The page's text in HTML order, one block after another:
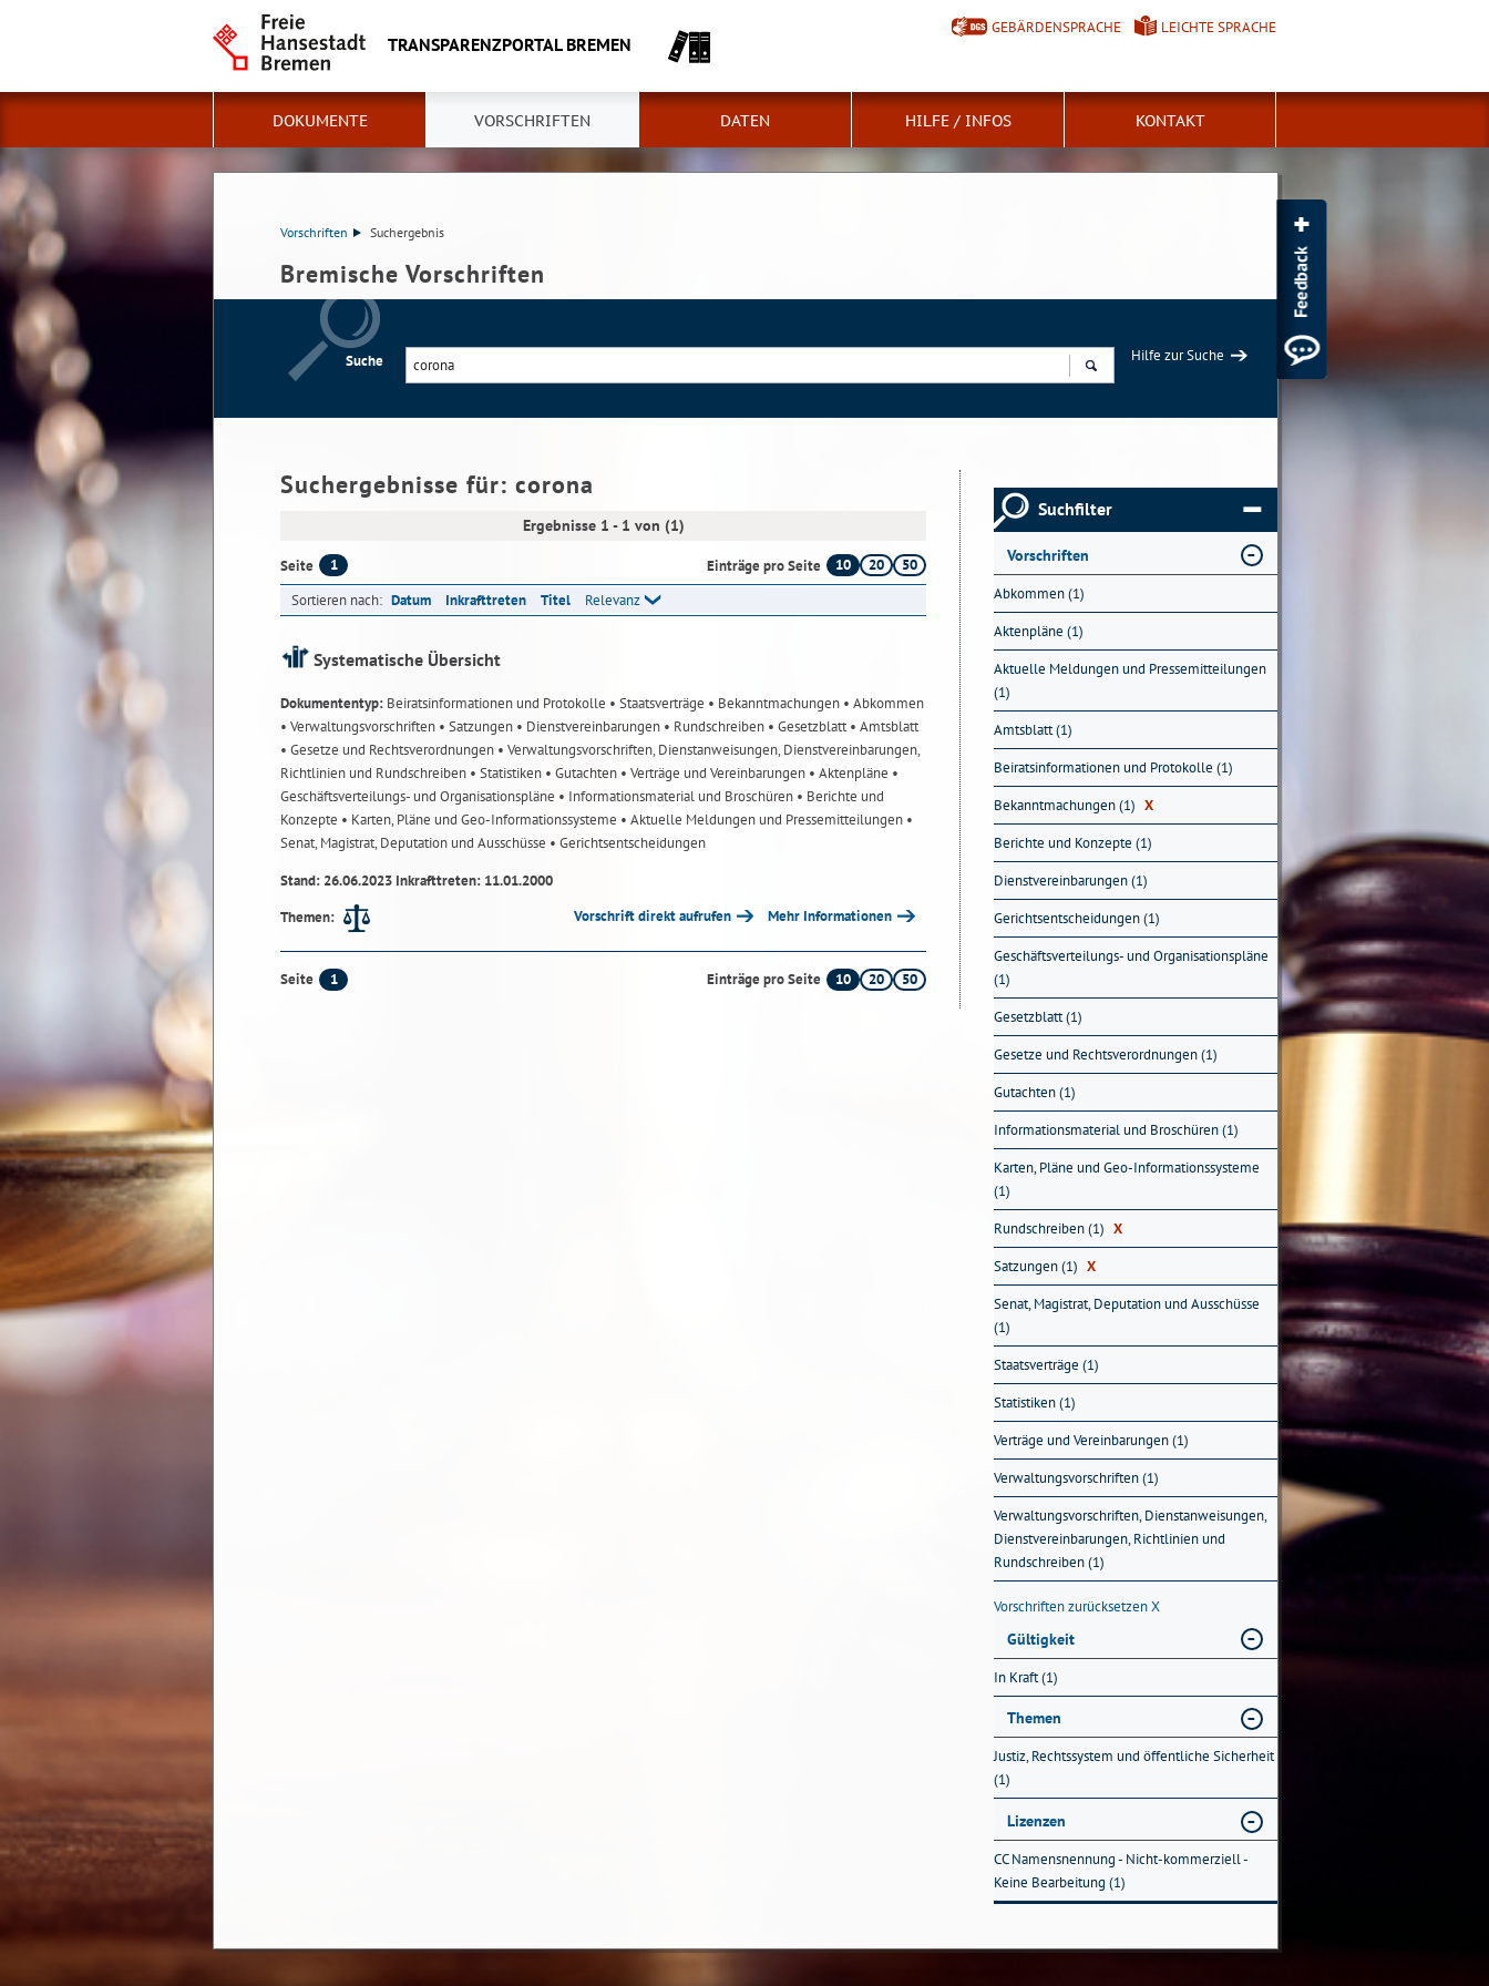
TRANSPARENZPORTAL BREMEN
GEBÄRDENSPRACHE LEICHTE SPRACHE
DOKUMENTE VORSCHRIFTEN DATEN HILFE / INFOS KONTAKT
Vorschriften Suchergebnis
Bremische Vorschriften
Suche
Hilfe zur Suche
Suchergebnisse für: corona
Ergebnisse 1 - 1 von (1)
Seite 1 Einträge pro Seite 10 20
50
Sortieren nach: Datum Inkrafttreten Titel Relevanz
Systematische Übersicht
Dokumententyp: Beiratsinformationen und Protokolle • Staatsverträge • Bekanntmachungen • Abkommen
• Verwaltungsvorschriften • Satzungen • Dienstvereinbarungen • Rundschreiben • Gesetzblatt• Amtsblatt
• Gesetze und Rechtsverordnungen • Verwaltungsvorschriften, Dienstanweisungen, Dienstvereinbarungen,
Richtlinien und Rundschreiben • Statistiken • Gutachten • Verträge und Vereinbarungen • Aktenpläne •
Geschäftsverteilungs- und Organisationspläne • Informationsmaterial und Broschüren • Berichte und
Konzepte • Karten, Pläne und Geo-Informationssysteme • Aktuelle Meldungen und Pressemitteilungen •
Senat, Magistrat, Deputation und Ausschüsse • Gerichtsentscheidungen
Stand: 26.06.2023 Inkrafttreten: 11.01.2000
Themen:
Vorschrift direkt aufrufen Mehr Informationen
Seite 1 Einträge pro Seite 10 20 50
Suchfilter
Vorschriften
Abkommen (1)
Aktenpläne (1)
Aktuelle Meldungen und Pressemitteilungen
(1)
Amtsblatt (1)
Beiratsinformationen und Protokolle (1)
Bekanntmachungen (1) X
Berichte und Konzepte (1)
Dienstvereinbarungen (1)
Gerichtsentscheidungen (1)
Geschäftsverteilungs- und Organisationspläne
(1)
Gesetzblatt (1)
Gesetze und Rechtsverordnungen (1)
Gutachten (1)
Informationsmaterial und Broschüren (1)
Karten, Pläne und Geo-Informationssysteme
(1)
Rundschreiben (1) X
Satzungen (1) X
Senat, Magistrat, Deputation und Ausschüsse
(1)
Staatsverträge (1)
Statistiken (1)
Verträge und Vereinbarungen (1)
Verwaltungsvorschriften (1)
Verwaltungsvorschriften, Dienstanweisungen,
Dienstvereinbarungen, Richtlinien und
Rundschreiben (1)
Vorschriften zurücksetzenX
Gültigkeit
In Kraft (1)
Themen
Justiz, Rechtssystem und öffentliche Sicherheit
(1)
Lizenzen
CC Namensnennung - Nicht-kommerziell -
Keine Bearbeitung (1)